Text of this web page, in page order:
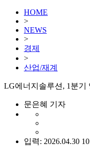
HOME
>
NEWS
>
경제
>
산업/재계
LG에너지솔루션, 1분
문은혜 기자
입력: 2026.04.30